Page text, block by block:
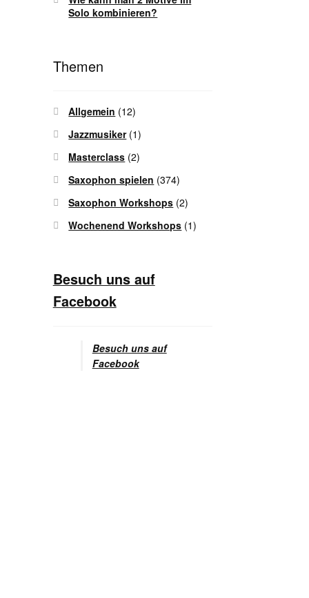
Solo kombinieren?
Themen
Allgemein (12)
Jazzmusiker(1)
Masterclass (2)
Saxophon spielen (374)
Saxophon Workshops (2)
Wochenend Workshops (1)
Besuch uns auf
Facebook
Besuch uns auf
Facebook